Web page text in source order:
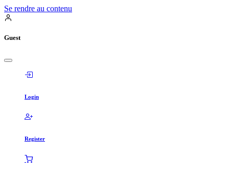
Se rendre au contenu
Guest
Login
Register